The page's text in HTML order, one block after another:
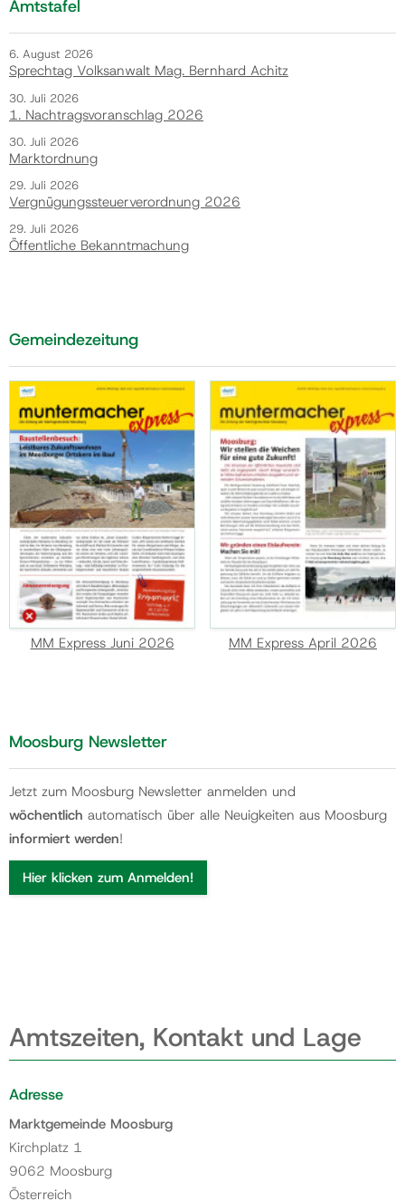
Amtstafel
6. August 2026
Sprechtag Volksanwalt Mag. Bernhard Achitz
30. Juli 2026
1. Nachtragsvoranschlag 2026
30. Juli 2026
Marktordnung
29. Juli 2026
Vergnügungssteuerverordnung 2026
29. Juli 2026
Öffentliche Bekanntmachung
Gemeindezeitung
MM Express Juni 2026 MM Express April 2026
Moosburg Newsletter
Jetzt zum Moosburg Newsletter anmelden und
wöchentlich automatisch über alle Neuigkeiten aus Moosburg
informiert werden!
Hier klicken zum Anmelden!
Amtszeiten, Kontakt und Lage
Adresse
Marktgemeinde Moosburg
Kirchplatz 1
9062 Moosburg
Österreich